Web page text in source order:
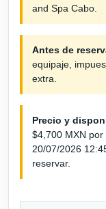
and Spa Cabo.
Antes de
equipaje,
extra.
Precio y
$4,700 MXN
20/07/2026
reservar.